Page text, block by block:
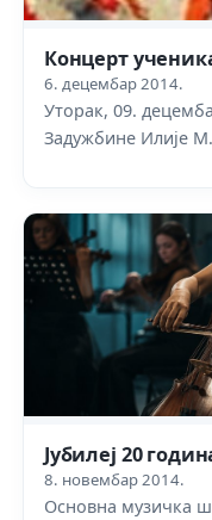
Концерт
6. децембар 2014.
Уторак, 09.
Задужбине Илије
Јубилеј 20
8. новембар 2014.
Основна музичка